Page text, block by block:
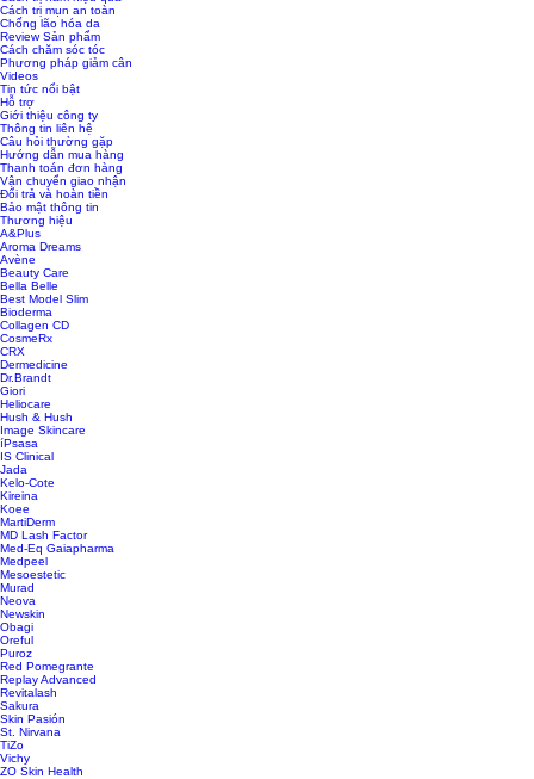
Cách trị mụn an toàn
Chống lão hóa da
Review Sản phẩm
Cách chăm sóc tóc
Phương pháp giảm cân
Videos
Tin tức nổi bật
Hỗ trợ
Giới thiệu công ty
Thông tin liên hệ
Câu hỏi thường gặp
Hướng dẫn mua hàng
Thanh toán đơn hàng
Vận chuyển giao nhận
Đổi trả và hoàn tiền
Bảo mật thông tin
Thương hiệu
A&Plus
Aroma Dreams
Avène
Beauty Care
Bella Belle
Best Model Slim
Bioderma
Collagen CD
CosmeRx
CRX
Dermedicine
Dr.Brandt
Giori
Heliocare
Hush & Hush
Image Skincare
íPsasa
IS Clinical
Jada
Kelo-Cote
Kireina
Koee
MartiDerm
MD Lash Factor
Med-Eq Gaiapharma
Medpeel
Mesoestetic
Murad
Neova
Newskin
Obagi
Oreful
Puroz
Red Pomegrante
Replay Advanced
Revitalash
Sakura
Skin Pasión
St. Nirvana
TiZo
Vichy
ZO Skin Health